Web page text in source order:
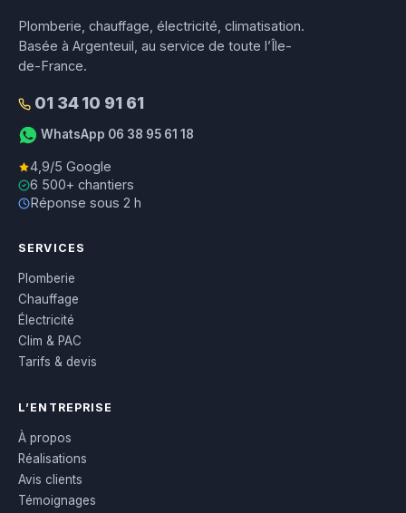
Plomberie, chauffage, électricité, climatisation.
Basée à Argenteuil, au service de toute l’Île-
de-France.
01 34 10 91 61
WhatsApp 06 38 95 61 18
4,9/5 Google
6 500+ chantiers
Réponse sous 2 h
SERVICES
Plomberie
Chauffage
Électricité
Clim & PAC
Tarifs & devis
L’ENTREPRISE
À propos
Réalisations
Avis clients
Témoignages